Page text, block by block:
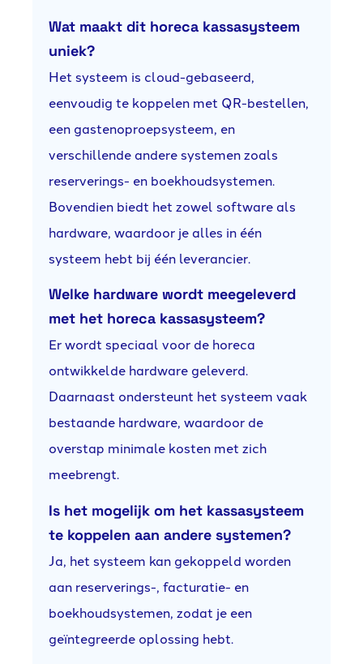
Wat maakt dit horeca kassasysteem
uniek?
Het systeem is cloud-gebaseerd,
eenvoudig te koppelen met QR-bestellen,
een gastenoproepsysteem, en
verschillende andere systemen zoals
reserverings- en boekhoudsystemen.
Bovendien biedt het zowel software als
hardware, waardoor je alles in één
systeem hebt bij één leverancier.
Welke hardware wordt meegeleverd
met het horeca kassasysteem?
Er wordt speciaal voor de horeca
ontwikkelde hardware geleverd.
Daarnaast ondersteunt het systeem vaak
bestaande hardware, waardoor de
overstap minimale kosten met zich
meebrengt.
Is het mogelijk om het kassasysteem
te koppelen aan andere systemen?
Ja, het systeem kan gekoppeld worden
aan reserverings-, facturatie- en
boekhoudsystemen, zodat je een
geïntegreerde oplossing hebt.